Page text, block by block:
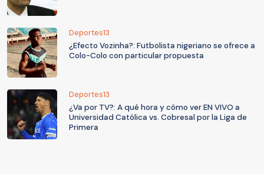
Deportes13
¿Efecto Vozinha?: Futbolista nigeriano se ofrece a
Colo-Colo con particular propuesta
Deportes13
¿Va por TV?: A qué hora y cómo ver EN VIVO a
Universidad Católica vs. Cobresal por la Liga de
Primera